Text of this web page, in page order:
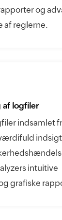
og
af reglerne.
af logfiler
indsamlet
intuitive
grafiske